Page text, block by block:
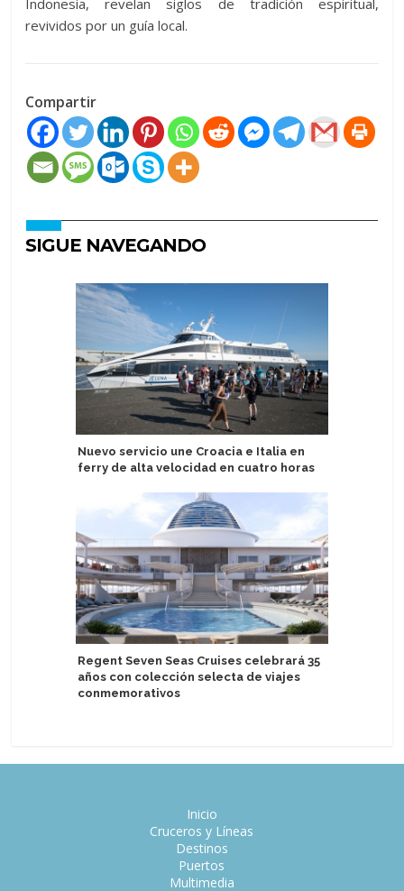
Indonesia, revelan siglos de tradición espiritual,
revividos por un guía local.
Compartir
SIGUE NAVEGANDO
Nuevo servicio une Croacia e Italia en
ferry de alta velocidad en cuatro horas
Regent Seven Seas Cruises celebrará 35
años con colección selecta de viajes
conmemorativos
Inicio
Cruceros y Líneas
Destinos
Puertos
Multimedia